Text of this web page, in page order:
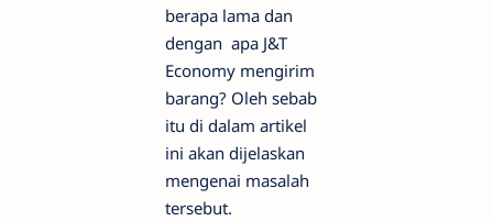
berapa lama dan
dengan apa J&T
Economy mengirim
barang? Oleh sebab
itu di dalam artikel
ini akan dijelaskan
mengenai masalah
tersebut.